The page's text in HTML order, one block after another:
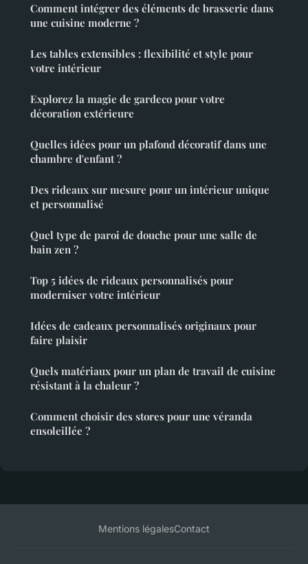
Comment intégrer des éléments de brasserie dans
une cuisine moderne ?
Les tables extensibles : flexibilité et style pour
votre intérieur
Explorez la magie de gardeco pour votre
décoration extérieure
Quelles idées pour un plafond décoratif dans une
chambre d'enfant ?
Des rideaux sur mesure pour un intérieur unique
et personnalisé
Quel type de paroi de douche pour une salle de
bain zen ?
Top 5 idées de rideaux personnalisés pour
moderniser votre intérieur
Idées de cadeaux personnalisés originaux pour
faire plaisir
Quels matériaux pour un plan de travail de cuisine
résistant à la chaleur ?
Comment choisir des stores pour une véranda
ensoleillée ?
Mentions légalesContact